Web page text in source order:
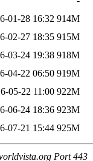
01-28 16:32 914M
02-27 18:35 915M
03-24 19:38 918M
04-22 06:50 919M
05-22 11:00 922M
06-24 18:36 923M
07-21 15:44 925M
Port 443